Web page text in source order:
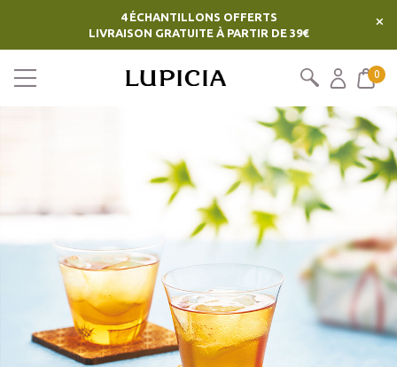
4 ÉCHANTILLONS OFFERTS
LIVRAISON GRATUITE À PARTIR DE 39€
×
0